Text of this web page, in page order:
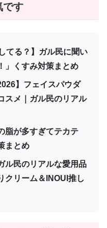
です
てる？】ガル民に聞い
」くすみ対策まとめ
】フェイスパウダ
スメ｜ガル民のリアル
脂が多すぎてテカテ
まとめ
ル民のリアルな愛用品
クリーム＆INOUI推し